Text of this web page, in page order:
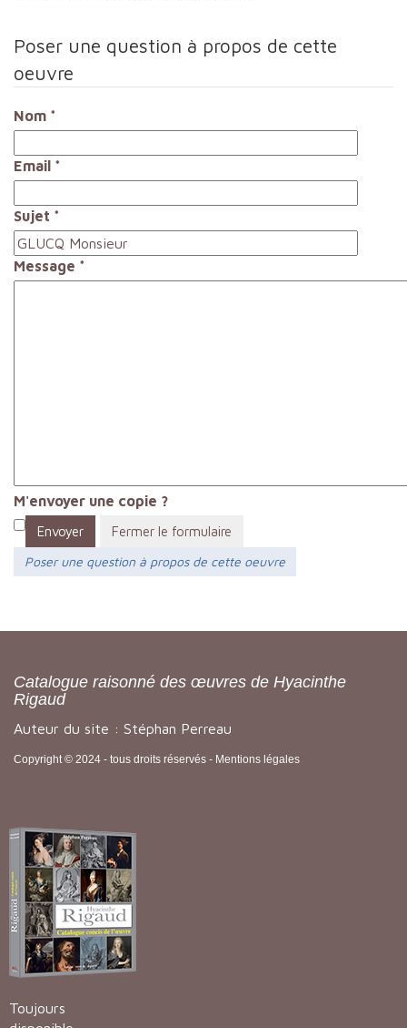
Poser une question à propos de cette
oeuvre
Nom *
Email *
Sujet *
Message *
M'envoyer une copie ?
Envoyer
Fermer le formulaire
Poser une question à propos de cette oeuvre
Catalogue raisonné des œuvres de Hyacinthe
Rigaud
Auteur du site : Stéphan Perreau
Copyright © 2024 - tous droits réservés - Mentions légales
Toujours